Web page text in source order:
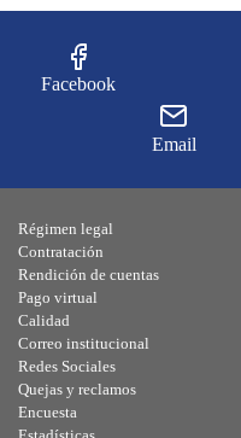
Facebook
Email
Régimen legal
Contratación
Rendición de cuentas
Pago virtual
Calidad
Correo institucional
Redes Sociales
Quejas y reclamos
Encuesta